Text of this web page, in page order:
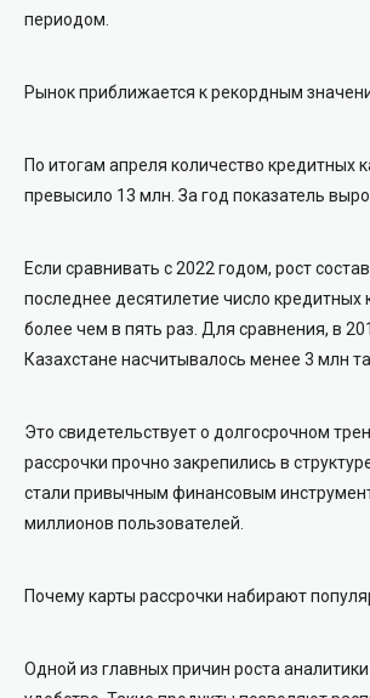
периодом.
Рынок приближается к рекордным
По итогам апреля количество кредитных
превысило 13 млн. За год показатель
Если сравнивать с 2022 годом, рост
последнее десятилетие число кредитных
более чем в пять раз. Для сравнения, в
Казахстане насчитывалось менее 3 млн
Это свидетельствует о долгосрочном
рассрочки прочно закрепились в
стали привычным финансовым
миллионов пользователей.
Почему карты рассрочки набирают
Одной из главных причин роста